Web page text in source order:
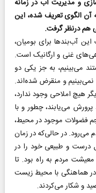
و مدیریت آب در زمانه
آن الگوی تعریف شده، این
هم درنظر گرفت.
آب‌بندها برای بومیان،
غنی و ارگانیک است.
می‌بینیم، به جز یکی دو
نمی‌بینیم و منقرض شده‌اند.
هیچ املاحی وجود ندارد،
می‌یابند، چطور و با
فضولات موجود در محیط،
در حالی‌که در زمان
درست و طبیعی خود را در
مردم به راه بود. تا
در هماهنگی با محیط زیست
و شکار می‌کردند.